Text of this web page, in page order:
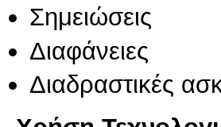
Σημειώσεις
Διαφάνειες
Διαδραστικές